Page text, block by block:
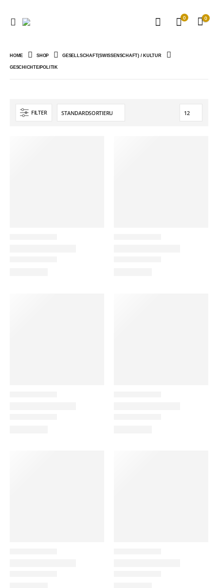
0 0
HOME SHOP GESELLSCHAFT(SWISSENSCHAFT) / KULTUR
GESCHICHTE/POLITIK
FILTER